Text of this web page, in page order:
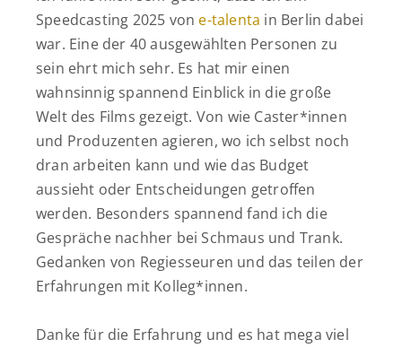
Speedcasting 2025 von e-talenta in Berlin dabei
war. Eine der 40 ausgewählten Personen zu
sein ehrt mich sehr. Es hat mir einen
wahnsinnig spannend Einblick in die große
Welt des Films gezeigt. Von wie Caster*innen
und Produzenten agieren, wo ich selbst noch
dran arbeiten kann und wie das Budget
aussieht oder Entscheidungen getroffen
werden. Besonders spannend fand ich die
Gespräche nachher bei Schmaus und Trank.
Gedanken von Regiesseuren und das teilen der
Erfahrungen mit Kolleg*innen.
Danke für die Erfahrung und es hat mega viel